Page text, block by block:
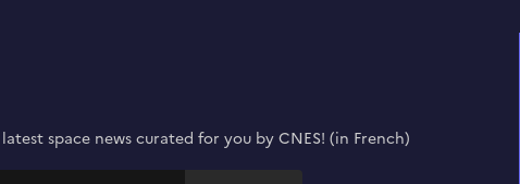
space news curated for you by CNES! (in French)